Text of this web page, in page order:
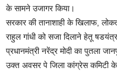
के सामने उजागर किया।
सरकार की तानाशाही के खिलाफ,
राहुल गांधी को सजा दिलाने हेतू
प्रधानमंत्री नरेंद्र मोदी का पुतला
उक्त अवसर पे जिला कांग्रेस कमिटी